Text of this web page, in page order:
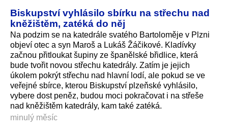
Biskupství vyhlásilo sbírku na střechu nad
kněžištěm, zatéká do něj
Na podzim se na katedrále svatého Bartoloměje v Plzni
objeví otec a syn Maroš a Lukáš Žáčikové. Kladívky
začnou přitloukat šupiny ze španělské břidlice, která
bude tvořit novou střechu katedrály. Zatím je jejich
úkolem pokrýt střechu nad hlavní lodí, ale pokud se ve
veřejné sbírce, kterou Biskupství plzeňské vyhlásilo,
vybere dost peněz, budou moci pokračovat i na střeše
nad kněžištěm katedrály, kam také zatéká.
minulý měsíc